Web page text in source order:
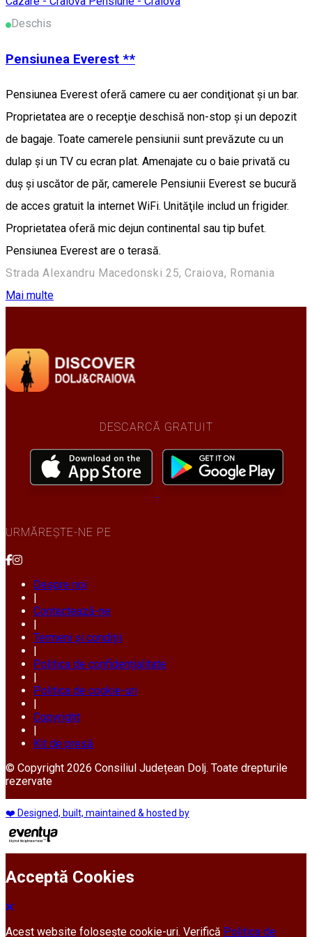
Deschis
Pensiunea Everest **
Pensiunea Everest oferă camere cu aer condiţionat şi un bar.
Proprietatea are o recepţie deschisă non-stop şi un depozit
de bagaje. Toate camerele pensiunii sunt prevăzute cu un
dulap şi un TV cu ecran plat. Amenajate cu o baie privată cu
duş şi uscător de păr, camerele Pensiunii Everest se bucură
de acces gratuit la internet WiFi. Unităţile includ un frigider.
Proprietatea oferă mic dejun continental sau tip bufet.
Pensiunea Everest are o terasă.
Strada Alexandru Macedonski 25, Craiova, Romania
Mai multe
DESCARCĂ GRATUIT
URMĂREȘTE-NE PE
Despre noi
|
Contactează-ne
|
Termeni și condiții
|
Politica de confidențialitate
|
Politica de cookie-uri
|
Copyright
|
Kit de presă
© Copyright 2026 Consiliul Județean Dolj. Toate drepturile
rezervate
❤️ Designed, built, maintained & hosted by
Acceptă Cookies
Acest website folosește cookie-uri. Verifică Politica de